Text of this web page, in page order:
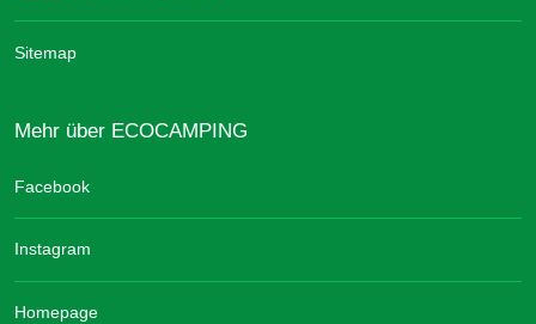
Sitemap
Mehr über ECOCAMPING
Facebook
Instagram
Homepage